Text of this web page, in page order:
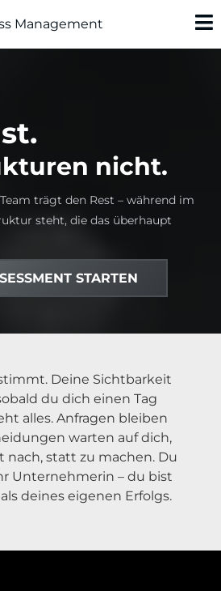
nicht.
trägt den Rest – während im
steht, die das überhaupt
STARTEN
Deine Sichtbarkeit
du dich einen Tag
alles. Anfragen bleiben
warten auf dich,
nach, statt zu machen. Du
Unternehmerin – du bist
deines eigenen Erfolgs.